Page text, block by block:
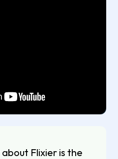
Flixier is the